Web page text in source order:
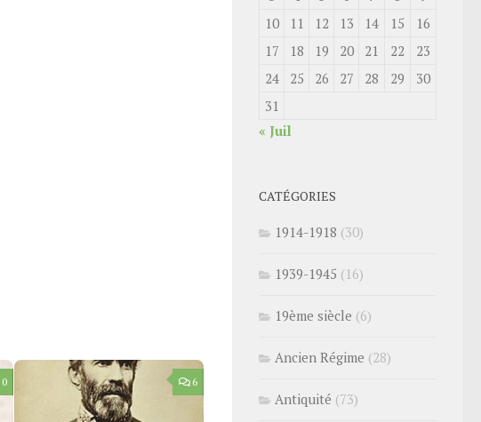
0 6
10
11 12 13 14 15
16
17
18 19 20 21 22
23
24
25 26 27 28 29
30
31
« Juil
CATÉGORIES
1914-1918 (30)
1939-1945 (16)
19ème siècle (6)
Ancien Régime (28)
Antiquité (73)